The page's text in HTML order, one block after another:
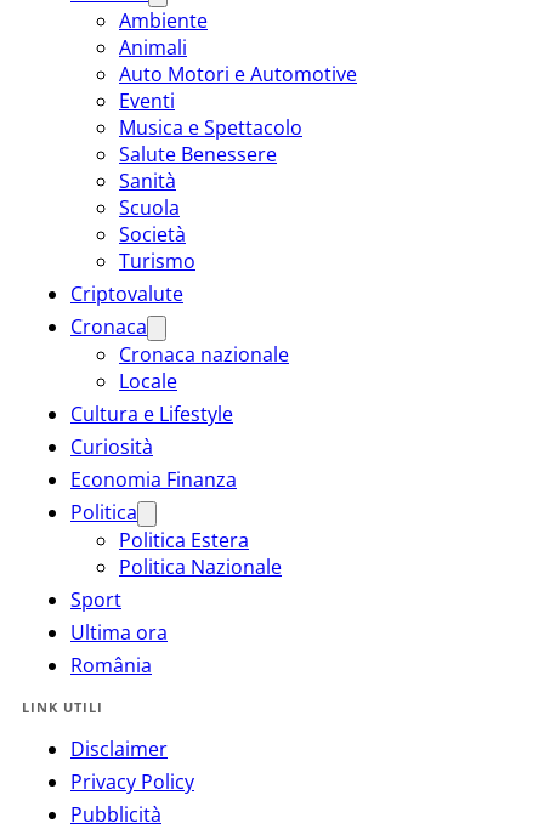
Ambiente
Animali
Auto Motori e Automotive
Eventi
Musica e Spettacolo
Salute Benessere
Sanità
Scuola
Società
Turismo
Criptovalute
Cronaca
Cronaca nazionale
Locale
Cultura e Lifestyle
Curiosità
Economia Finanza
Politica
Politica Estera
Politica Nazionale
Sport
Ultima ora
România
LINK UTILI
Disclaimer
Privacy Policy
Pubblicità